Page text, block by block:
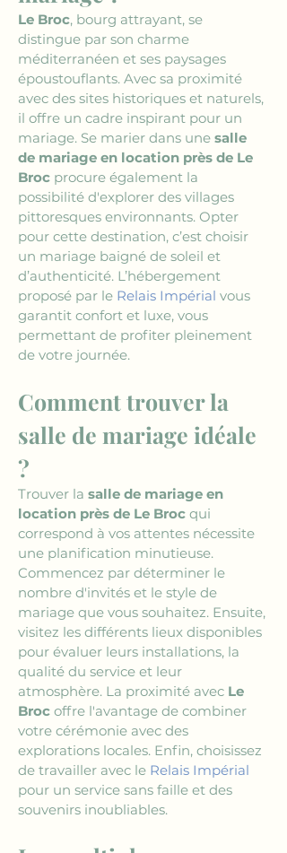
Le Broc, bourg attrayant, se
distingue par son charme
méditerranéen et ses paysages
époustouflants. Avec sa proximité
avec des sites historiques et naturels,
il offre un cadre inspirant pour un
mariage. Se marier dans une salle
de mariage en location près de Le
Broc procure également la
possibilité d'explorer des villages
pittoresques environnants. Opter
pour cette destination, c’est choisir
un mariage baigné de soleil et
d’authenticité. L’hébergement
proposé par le Relais Impérial vous
garantit confort et luxe, vous
permettant de profiter pleinement
de votre journée.
Comment trouver la
salle de mariage idéale
?
Trouver la salle de mariage en
location près de Le Broc qui
correspond à vos attentes nécessite
une planification minutieuse.
Commencez par déterminer le
nombre d'invités et le style de
mariage que vous souhaitez. Ensuite,
visitez les différents lieux disponibles
pour évaluer leurs installations, la
qualité du service et leur
atmosphère. La proximité avec Le
Broc offre l'avantage de combiner
votre cérémonie avec des
explorations locales. Enfin, choisissez
de travailler avec le Relais Impérial
pour un service sans faille et des
souvenirs inoubliables.